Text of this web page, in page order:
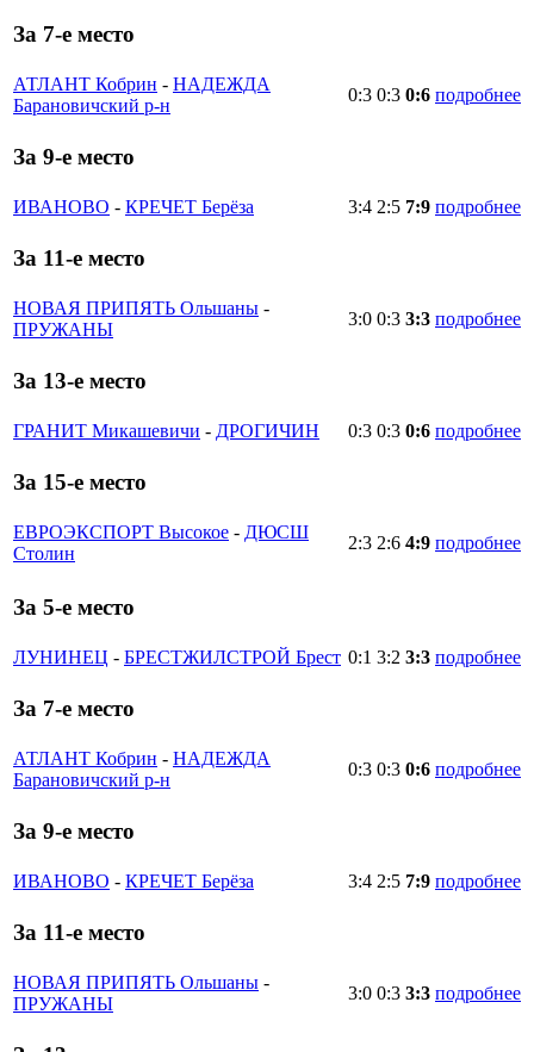
За 7-е место
АТЛАНТ Кобрин - НАДЕЖДА
Барановичский р-н
0:3 0:3 0:6 подробнее
За 9-е место
ИВАНОВО - КРЕЧЕТ Берёза 3:4 2:5 7:9 подробнее
За 11-е место
НОВАЯ ПРИПЯТЬ Ольшаны -
ПРУЖАНЫ
3:0 0:3 3:3 подробнее
За 13-е место
ГРАНИТ Микашевичи - ДРОГИЧИН 0:3 0:3 0:6 подробнее
За 15-е место
ЕВРОЭКСПОРТ Высокое - ДЮСШ
Столин
2:3 2:6 4:9 подробнее
За 5-е место
ЛУНИНЕЦ - БРЕСТЖИЛСТРОЙ Брест 0:1 3:2 3:3 подробнее
За 7-е место
АТЛАНТ Кобрин - НАДЕЖДА
Барановичский р-н
0:3 0:3 0:6 подробнее
За 9-е место
ИВАНОВО - КРЕЧЕТ Берёза 3:4 2:5 7:9 подробнее
За 11-е место
НОВАЯ ПРИПЯТЬ Ольшаны -
ПРУЖАНЫ
3:0 0:3 3:3 подробнее